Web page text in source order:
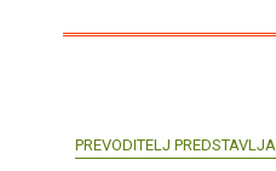
PREVODITELJ PREDSTAVLJA